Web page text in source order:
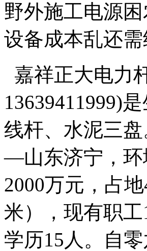
野外施工电源
设备成本乱还
嘉祥正大电力
13639411999)
线杆、水泥三
—山东济宁，环
2000万元，占
米），现有职
学历15人。自